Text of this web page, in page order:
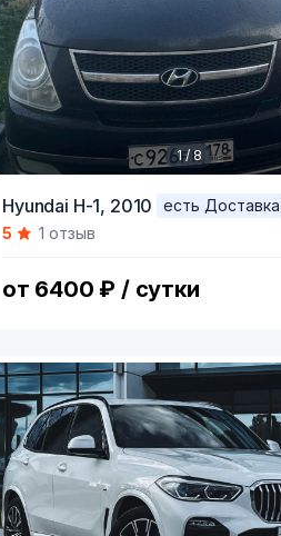
of
1 / 8
Hyundai H-1, 2010
есть Доставка
5
1 отзыв
от 6400 ₽ / сутки